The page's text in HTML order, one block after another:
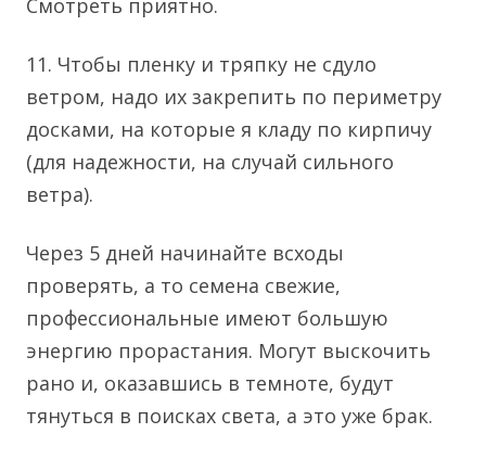
11. Чтобы пленку и тряпку не сдуло
ветром, надо их закрепить по периметру
досками, на которые я кладу по кирпичу
(для надежности, на случай сильного
ветра).
Через 5 дней начинайте всходы
проверять, а то семена свежие,
профессиональные имеют большую
энергию прорастания. Могут выскочить
рано и, оказавшись в темноте, будут
тянуться в поисках света, а это уже брак.